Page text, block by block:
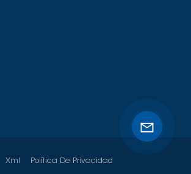
Xml Política De Privacidad